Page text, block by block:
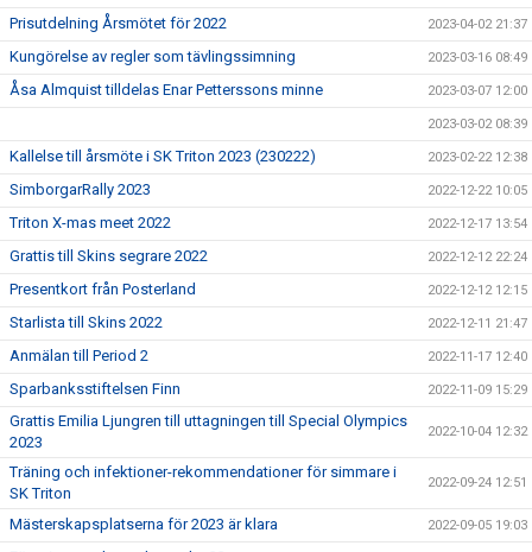
Prisutdelning Årsmötet för 2022 2023-04-02 21:37
Kungörelse av regler som tävlingssimning 2023-03-16 08:49
Åsa Almquist tilldelas Enar Petterssons minne 2023-03-07 12:00
2023-03-02 08:39
Kallelse till årsmöte i SK Triton 2023 (230222) 2023-02-22 12:38
SimborgarRally 2023 2022-12-22 10:05
Triton X-mas meet 2022 2022-12-17 13:54
Grattis till Skins segrare 2022 2022-12-12 22:24
Presentkort från Posterland 2022-12-12 12:15
Starlista till Skins 2022 2022-12-11 21:47
Anmälan till Period 2 2022-11-17 12:40
Sparbanksstiftelsen Finn 2022-11-09 15:29
Grattis Emilia Ljungren till uttagningen till Special Olympics
2023
2022-10-04 12:32
Träning och infektioner-rekommendationer för simmare i
SK Triton
2022-09-24 12:51
Mästerskapsplatserna för 2023 är klara 2022-09-05 19:03